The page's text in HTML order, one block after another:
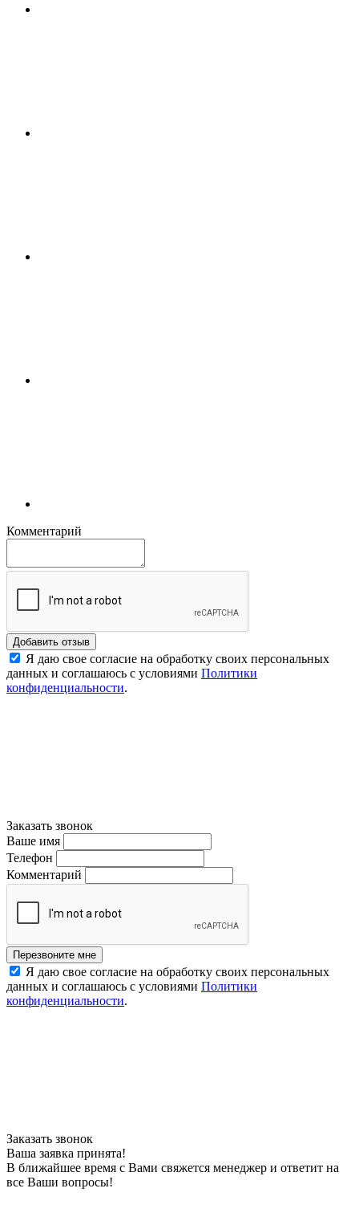
Комментарий
Добавить отзыв
Я даю свое согласие на обработку своих персональных
данных и соглашаюсь с условиями Политики
конфиденциальности.
Заказать звонок
Ваше имя
Телефон
Комментарий
Перезвоните мне
Я даю свое согласие на обработку своих персональных
данных и соглашаюсь с условиями Политики
конфиденциальности.
Заказать звонок
Ваша заявка принята!
В ближайшее время с Вами свяжется менеджер и ответит на
все Ваши вопросы!